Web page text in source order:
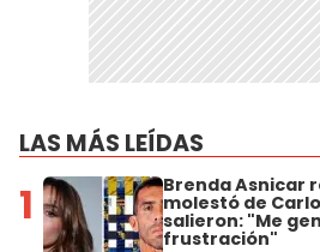
LAS MÁS LEÍDAS
1 Brenda Asnicar
molestó de
salieron: "Me
frustración"